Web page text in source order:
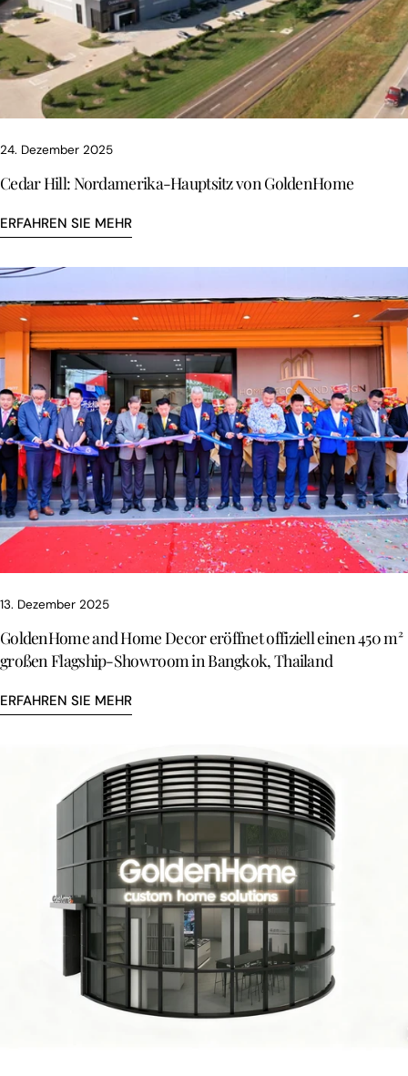
24. Dezember 2025
Cedar Hill: Nordamerika-Hauptsitz von GoldenHome
ERFAHREN SIE MEHR
13. Dezember 2025
GoldenHome and Home Decor eröffnet offiziell einen 450 m²
großen Flagship-Showroom in Bangkok, Thailand
ERFAHREN SIE MEHR